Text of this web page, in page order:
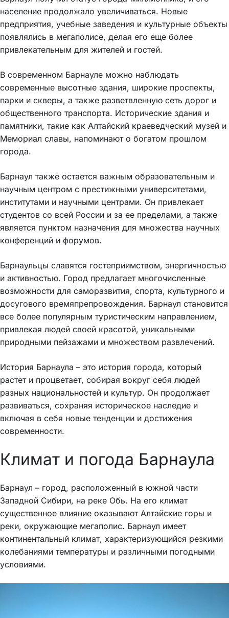
население продолжало увеличиваться. Новые
предприятия, учебные заведения и культурные объекты
появлялись в мегаполисе, делая его еще более
привлекательным для жителей и гостей.
В современном Барнауле можно наблюдать
современные высотные здания, широкие проспекты,
парки и скверы, а также разветвленную сеть дорог и
общественного транспорта. Исторические здания и
памятники, такие как Алтайский краеведческий музей и
Мемориал славы, напоминают о богатом прошлом
города.
Барнаул также остается важным образовательным и
научным центром с престижными университетами,
институтами и научными центрами. Он привлекает
студентов со всей России и за ее пределами, а также
является пунктом назначения для множества научных
конференций и форумов.
Барнаульцы славятся гостеприимством, энергичностью
и активностью. Город предлагает многочисленные
возможности для саморазвития, спорта, культурного и
досугового времяпрепровождения. Барнаул становится
все более популярным туристическим направлением,
привлекая людей своей красотой, уникальными
природными пейзажами и множеством развлечений.
История Барнаула – это история города, который
растет и процветает, собирая вокруг себя людей
разных национальностей и культур. Он продолжает
развиваться, сохраняя историческое наследие и
включая в себя новые тенденции и достижения
современности.
Климат и погода Барнаула
Барнаул – город, расположенный в южной части
Западной Сибири, на реке Обь. На его климат
существенное влияние оказывают Алтайские горы и
реки, окружающие мегаполис. Барнаул имеет
континентальный климат, характеризующийся резкими
колебаниями температуры и различными погодными
условиями.